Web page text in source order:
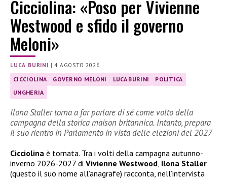
Cicciolina: «Poso per Vivienne
Westwood e sfido il governo
Meloni»
LUCA BURINI |4 AGOSTO 2026
CICCIOLINA GOVERNO MELONI LUCA BURINI
POLITICA
UNGHERIA
Ilona Staller torna a far parlare di sé come volto della
campagna della storica maison britannica. Intanto, prepara
il suo rientro in Parlamento in vista delle elezioni del 2027
Cicciolina è tornata. Tra i volti della campagna autunno-
inverno 2026-2027 di Vivienne Westwood, Ilona Staller
(questo il suo nome all’anagrafe) racconta, nell’intervista